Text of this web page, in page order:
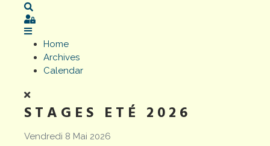
Sign In
Home
Archives
Calendar
STAGES ETÉ 2026
Vendredi 8 Mai 2026